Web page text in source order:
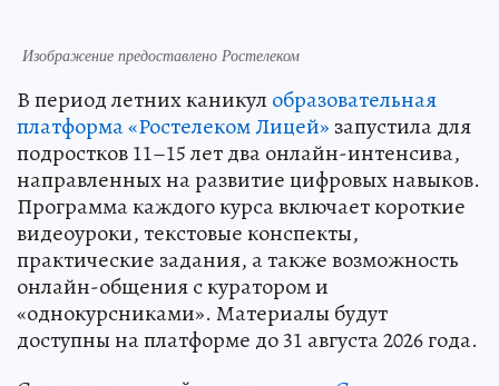
Изображение предоставлено Ростелеком
В период летних каникул образовательная
платформа «Ростелеком Лицей» запустила для
подростков 11–15 лет два онлайн-интенсива,
направленных на развитие цифровых навыков.
Программа каждого курса включает короткие
видеоуроки, текстовые конспекты,
практические задания, а также возможность
онлайн-общения с куратором и
«однокурсниками». Материалы будут
доступны на платформе до 31 августа 2026 года.